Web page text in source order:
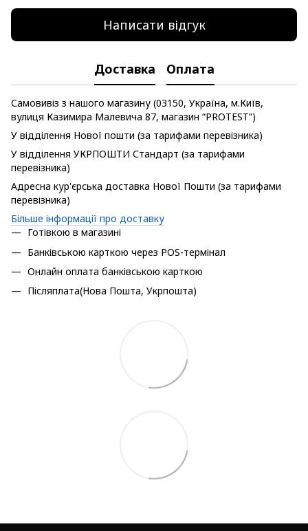
Написати відгук
Доставка Оплата
Самовивіз з нашого магазину (03150, Україна, м.Київ,
вулиця Казимира Малевича 87, магазин “PROTEST”)
У відділення Нової пошти (за тарифами перевізника)
У відділення УКРПОШТИ Стандарт (за тарифами
перевізника)
Адресна кур'єрська доставка Нової Пошти (за тарифами
перевізника)
Більше інформації про доставку
Готівкою в магазині
Банківською карткою через POS-термінал
Онлайн оплата банківською карткою
Післяплата(Нова Пошта, Укрпошта)